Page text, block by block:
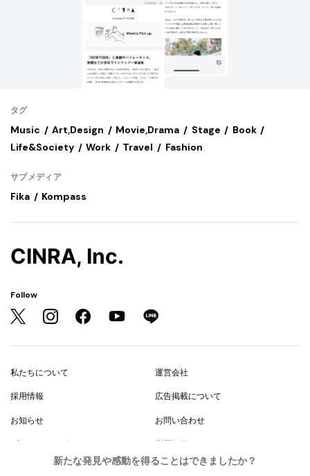
新たな発見や感動を得ることはできましたか？
タグ
Music Art,Design Movie,Drama Stage
Book
Life&Society
Work Travel Fashion
サブメディア
Fika Kompass
CINRA, Inc.
Follow
私たちについて 運営会社
採用情報 広告掲載について
お知らせ お問い合わせ
プライバシーポリシー 利用規約